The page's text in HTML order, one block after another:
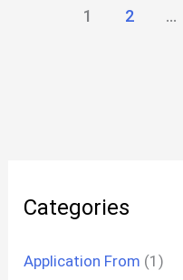
Ashtakam
1 2 …
Categories
Application From (1)